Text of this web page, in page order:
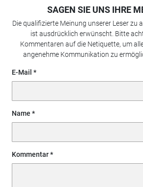
SAGEN SIE UNS IHRE
Die qualifizierte Meinung unserer Leser zu
ist ausdrücklich erwünscht. Bitte
Kommentaren auf die Netiquette, um
angenehme Kommunikation zu
E-Mail
Name
Kommentar